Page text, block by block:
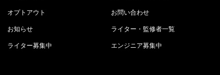
オプトアウト お問い合わせ
お知らせ ライター・監修者一覧
ライター募集中 エンジニア募集中